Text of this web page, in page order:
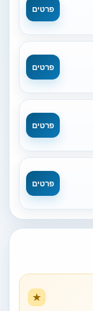
פרטים
פרטים
פרטים
פרטים